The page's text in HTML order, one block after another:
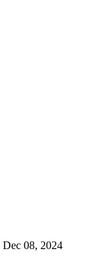
Dec 08, 2024